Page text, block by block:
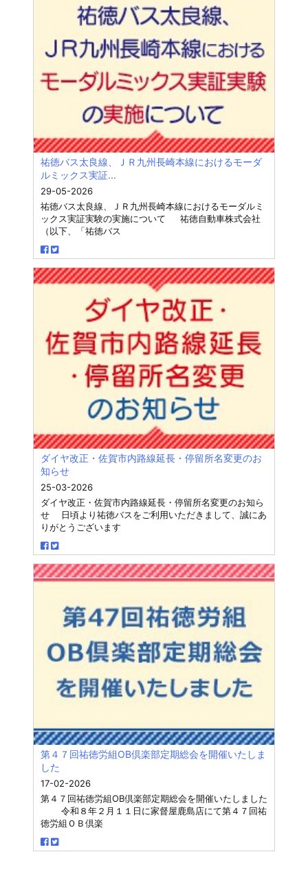
祐徳バス太良線、ＪＲ九州長崎本線におけるモーダ
ルミックス実証...
29-05-2026
祐徳バス太良線、ＪＲ九州長崎本線におけるモーダルミ
ックス実証実験の実施について 祐徳自動車株式会社
（以下、「祐徳バス
ダイヤ改正・佐賀市内路線延長・停留所名変更のお
知らせ
25-03-2026
ダイヤ改正・佐賀市内路線延長・停留所名変更のお知ら
せ 日頃より祐徳バスをご利用いただきまして、誠にあ
りがとうございます
第４７回祐徳労組OB倶楽部定期総会を開催いたしま
した
17-02-2026
第４７回祐徳労組OB倶楽部定期総会を開催いたしました
令和８年２月１１日に家督屋鹿島店にて第４７回祐
徳労組ＯＢ倶楽